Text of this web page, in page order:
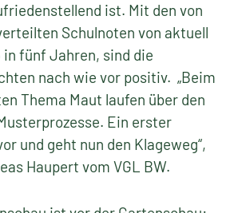
ist. Mit den von
Schulnoten von aktuell
in fünf Jahren, sind die
nach wie vor positiv. „Beim
Thema Maut laufen über den
Ein erster
und geht nun den Klageweg“,
Haupert vom VGL BW.